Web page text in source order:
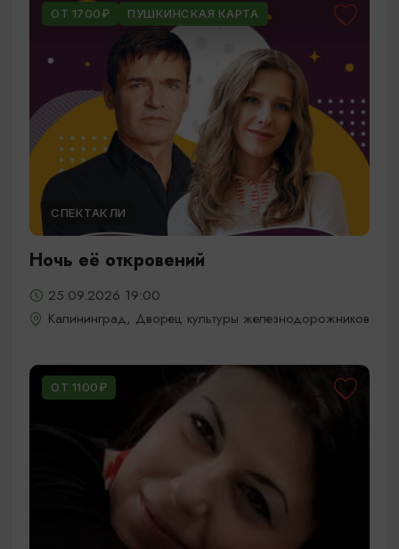
ОТ 1700₽ ПУШКИНСКАЯ КАРТА
СПЕКТАКЛИ
Ночь её откровений
25.09.2026 19:00
Калининград, Дворец культуры железнодорожников
ОТ 1100₽